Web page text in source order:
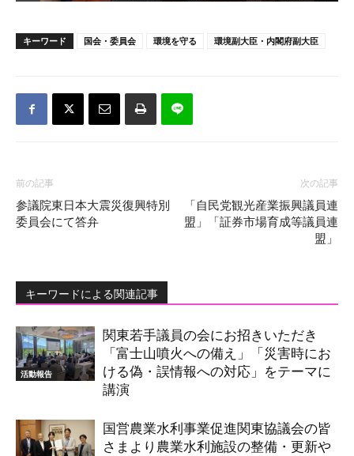
キーワード 国会・委員会 環境を守る 環境副大臣・内閣府副大臣
前の記事
参議院東日本大震災復興特別
委員会にて答弁
次の記事
「自民党観光産業振興議員連
盟」「証券市場育成等議員連
盟」
キーワードによる関連記事
活動報告
関東若手議員の会にお招きいただき
「富士山噴火への備え」「災害時にお
ける偽・誤情報への対応」をテーマに
講演
国営農業水利事業促進関東協議会の皆
さまより農業水利施設の整備・更新や